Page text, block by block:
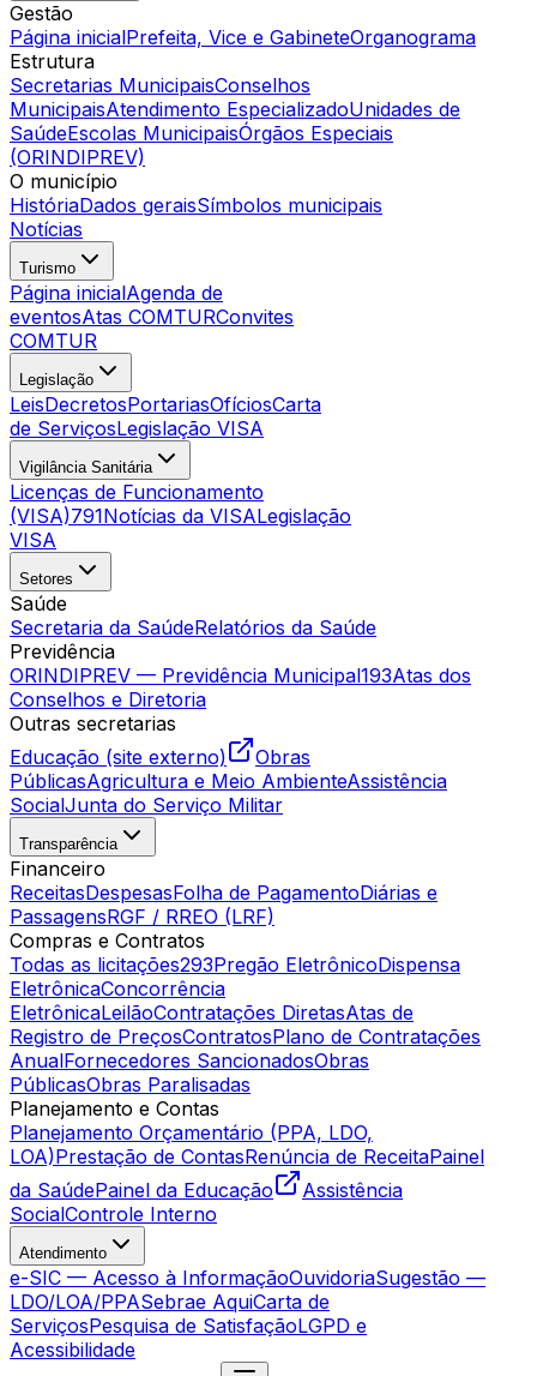
Gestão
Página inicialPrefeita, Vice e GabineteOrganograma
Estrutura
Secretarias MunicipaisConselhos
MunicipaisAtendimento EspecializadoUnidades de
SaúdeEscolas MunicipaisÓrgãos Especiais
(ORINDIPREV)
O município
HistóriaDados geraisSímbolos municipais
Notícias
Turismo
Página inicialAgenda de
eventosAtas COMTURConvites
COMTUR
Legislação
LeisDecretosPortariasOfíciosCarta
de ServiçosLegislação VISA
Vigilância Sanitária
Licenças de Funcionamento
(VISA)791Notícias da VISALegislação
VISA
Setores
Saúde
Secretaria da SaúdeRelatórios da Saúde
Previdência
ORINDIPREV — Previdência Municipal193Atas dos
Conselhos e Diretoria
Outras secretarias
Educação (site externo)
Obras
PúblicasAgricultura e Meio AmbienteAssistência
SocialJunta do Serviço Militar
Transparência
Financeiro
ReceitasDespesasFolha de PagamentoDiárias e
PassagensRGF / RREO (LRF)
Compras e Contratos
Todas as licitações293Pregão EletrônicoDispensa
EletrônicaConcorrência
EletrônicaLeilãoContratações DiretasAtas de
Registro de PreçosContratosPlano de Contratações
AnualFornecedores SancionadosObras
PúblicasObras Paralisadas
Planejamento e Contas
Planejamento Orçamentário (PPA, LDO,
LOA)Prestação de ContasRenúncia de ReceitaPainel
da SaúdePainel da Educação
Assistência
SocialControle Interno
Atendimento
e-SIC — Acesso à InformaçãoOuvidoriaSugestão —
LDO/LOA/PPASebrae AquiCarta de
ServiçosPesquisa de SatisfaçãoLGPD e
Acessibilidade